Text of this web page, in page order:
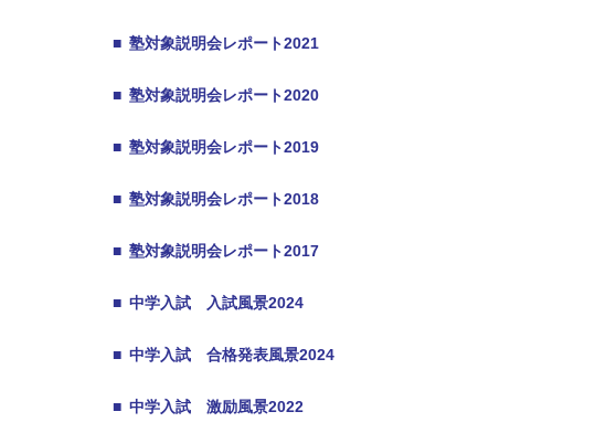
■ 塾対象説明会レポート2021
■ 塾対象説明会レポート2020
■ 塾対象説明会レポート2019
■ 塾対象説明会レポート2018
■ 塾対象説明会レポート2017
■ 中学入試 入試風景2024
■ 中学入試 合格発表風景2024
■ 中学入試 激励風景2022